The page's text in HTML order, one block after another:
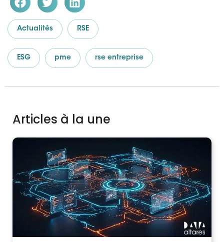
Actualités RSE
ESG pme rse entreprise
Articles à la une